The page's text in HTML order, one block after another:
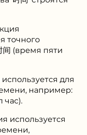
точного
(время пяти
используется для
например:
час).
используется